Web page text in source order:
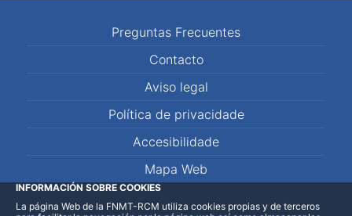
Preguntas Frecuentes
Contacto
Aviso legal
Política de privacidade
Accesibilidade
Mapa Web
LinkedInFacebookWhatsApp
INFORMACIÓN SOBRE COOKIES
La página Web de la FNMT-RCM utiliza cookies propias y de terceros